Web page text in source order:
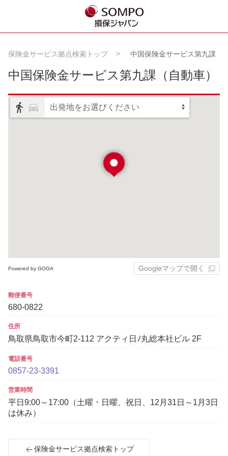
保険金サービス拠点検索トップ 中国保険金サービス第九課
中国保険金サービス第九課 （自動車）
出発地をお選びください
Powered by GOGA Googleマップで開く
郵便番号
680-0822
住所
鳥取県鳥取市今町2-112 アクティ日ﾉ丸総本社ビル 2F
電話番号
0857-23-3391
営業時間
平日9:00～17:00（土曜・日曜、祝日、12月31日～1月3日
は休み）
保険金サービス拠点検索トップ